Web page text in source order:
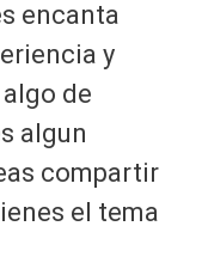
encanta
y
de
algun
compartir
el tema